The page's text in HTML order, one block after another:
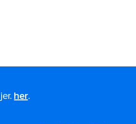
her.